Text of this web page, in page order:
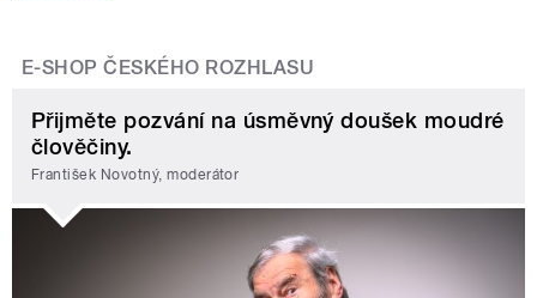
E-SHOP ČESKÉHO ROZHLASU
Přijměte pozvání na úsměvný doušek moudré
člověčiny.
František Novotný, moderátor